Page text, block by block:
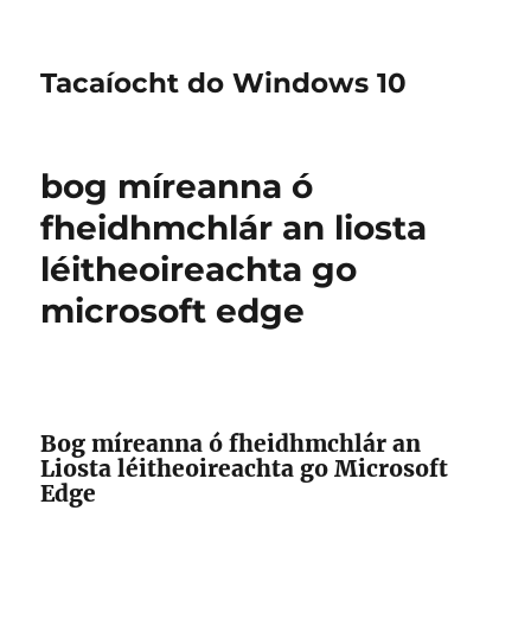
Tacaíocht do Windows 10
bog míreanna ó
fheidhmchlár an liosta
léitheoireachta go
microsoft edge
Bog míreanna ó fheidhmchlár an
Liosta léitheoireachta go Microsoft
Edge